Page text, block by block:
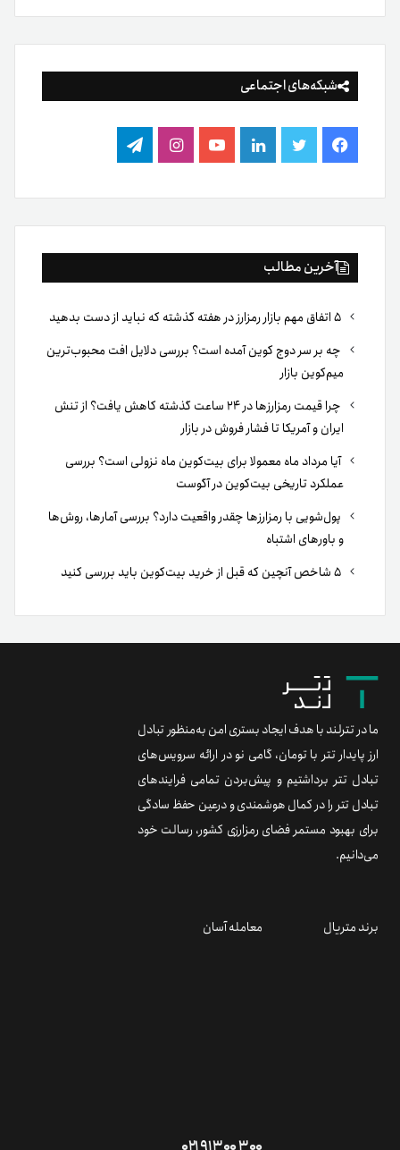
شبکه‌های اجتماعی
فیس
بوک
توییتر لینکدینیوتیوباینستاگرام
تلگرام
آخرین مطالب
چه بر سر دوج کوین آمده است؟ بررسی دلایل افت محبوب‌ترین
میم‌کوین بازار
چرا قیمت رمزارزها در ۲۴ ساعت گذشته کاهش یافت؟ از تنش
ایران و آمریکا تا فشار فروش در بازار
آیا مرداد ماه معمولا برای بیت‌کوین ماه نزولی است؟ بررسی
عملکرد تاریخی بیت‌کوین در آگوست
پول‌شویی با رمزارزها چقدر واقعیت دارد؟ بررسی آمارها، روش‌ها
و باورهای اشتباه
ما در تترلند با هدف ایجاد بستری امن به‌منظور تبادل
ارز پایدار تتر با تومان، گامی نو در ارائه سرویس‌های
تبادل تتر برداشتیم و پیش‌بردن تمامی فرایندهای
تبادل تتر را در کمال هوشمندی و درعین حفظ سادگی
برای بهبود مستمر فضای رمزارزی کشور، رسالت خود
می‌دانیم.
برند متریال معامله آسان